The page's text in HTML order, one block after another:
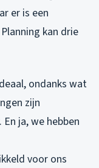
er is een
kan drie
ondanks wat
zijn
ja, we hebben
voor ons